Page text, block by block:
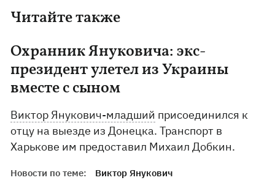
Читайте также
Охранник Януковича: экс-
президент улетел из Украины
вместе с сыном
Виктор Янукович-младший присоединился к
отцу на выезде из Донецка. Транспорт в
Харькове им предоставил Михаил Добкин.
Новости по теме:
Виктор Янукович